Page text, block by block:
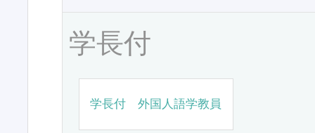
学長付
学長付 外国人語学教員